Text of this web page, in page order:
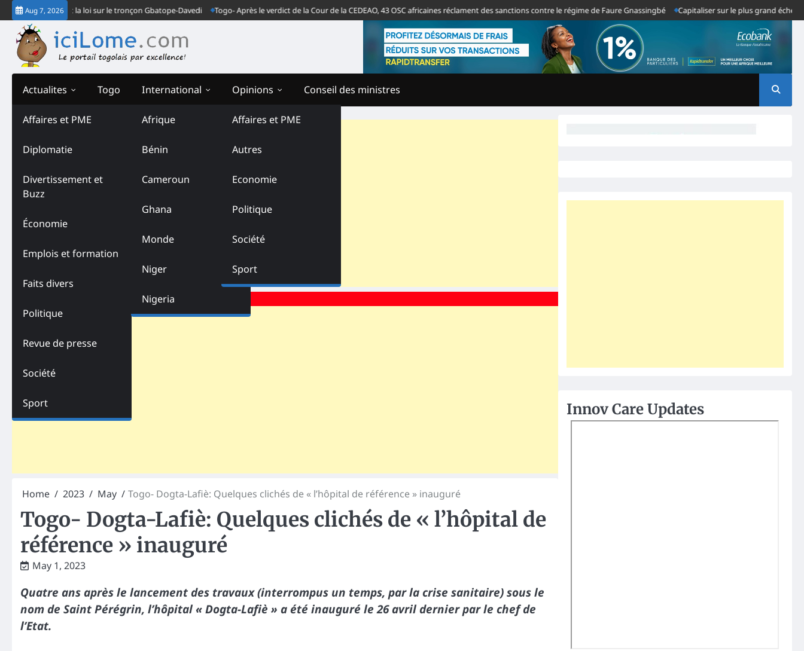
Skip
to
content
Aug 7, 2026
font la loi sur le tronçon Gbatope-Davedi Togo- Après le verdict de la Cour de la CEDEAO, 43 OSC africaines réclament des sanctions contre le régime de Faure Gnassingbé Capitaliser sur le plus grand échec du
Actualites
Affaires et PME
Diplomatie
Divertissement et
Buzz
Économie
Emplois et formation
Faits divers
Politique
Revue de presse
Société
Sport
Togo International
Afrique
Bénin
Cameroun
Ghana
Monde
Niger
Nigeria
Opinions
Affaires et PME
Autres
Economie
Politique
Société
Sport
Conseil des ministres
Home 2023 May Togo- Dogta-Lafiè: Quelques clichés de « l’hôpital de référence » inauguré
Togo- Dogta-Lafiè: Quelques clichés de « l’hôpital de
référence » inauguré
May 1, 2023
Quatre ans après le lancement des travaux (interrompus un temps, par la crise sanitaire) sous le
nom de Saint Pérégrin, l’hôpital « Dogta-Lafiè » a été inauguré le 26 avril dernier par le chef de
l’Etat.
Innov Care Updates